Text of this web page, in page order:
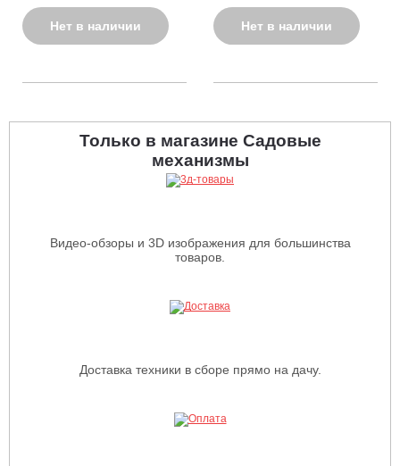
94 кг)
Нет в наличии
стартер, 89,5 кг)
Нет в наличии
Только в магазине Садовые
механизмы
Видео-обзоры и 3D изображения для большинства
товаров.
Доставка техники в сборе прямо на дачу.